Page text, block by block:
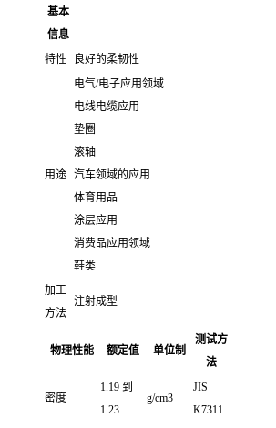
基本
信息
特性
良好的柔韧性
用途
电气/电子应用领域
电线电缆应用
垫圈
滚轴
汽车领域的应用
体育用品
涂层应用
消费品应用领域
鞋类
加工
方法
注射成型
物理性能 额定值 单位制
测试方
法
密度
1.19 到
1.23
g/cm3
JIS
K7311